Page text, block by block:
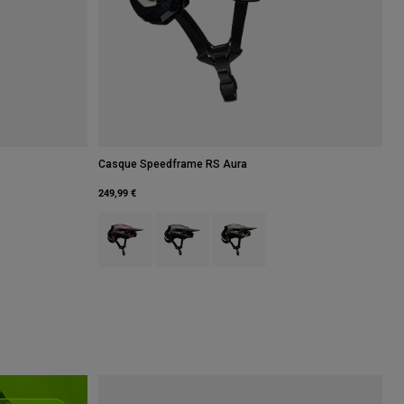
papa.Blue.
type of Blanc.
Casque Speedframe RS Aura
249,99 €
Product swatch type of Berry.
Product swatch type of Galaxy Blue.
Product swatch type of Vert Lime.